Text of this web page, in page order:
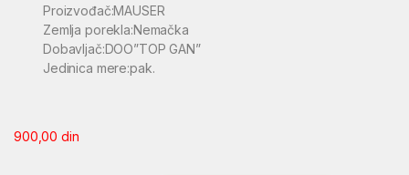
Proizvođač:MAUSER
Zemlja porekla:Nemačka
Dobavljač:DOO”TOP GAN”
Jedinica mere:pak.
900,00din